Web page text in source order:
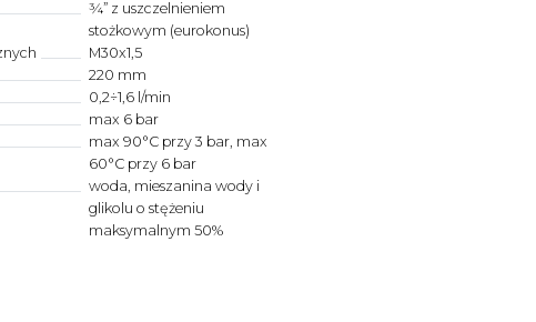
¾” z uszczelnieniem
stożkowym (eurokonus)
M30x1,5
220 mm
0,2÷1,6 l/min
max 6 bar
max 90°C przy 3 bar, max
60°C przy 6 bar
woda, mieszanina wody i
glikolu o stężeniu
maksymalnym 50%